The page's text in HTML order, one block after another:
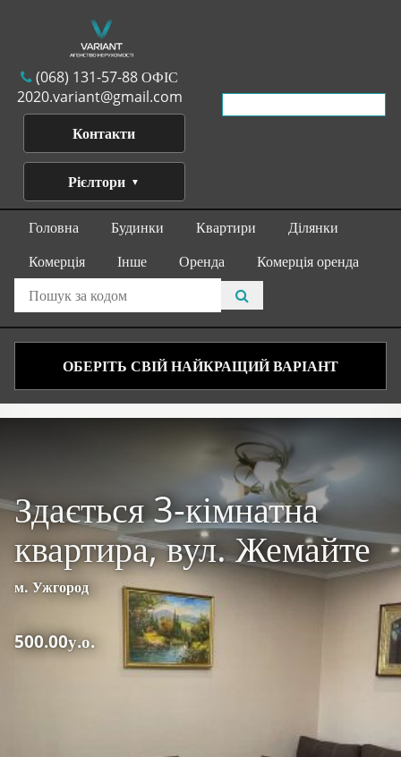
(068) 131-57-88 ОФІС
2020.variant@gmail.com
Контакти
Рієлтори
Головна Будинки Квартири
Ділянки
Комерція
Інше Оренда Комерція оренда
ОБЕРІТЬ СВІЙ НАЙКРАЩИЙ ВАРІАНТ
Здається 3-кімнатна
квартира, вул. Жемайте
м. Ужгород
500.00у.о.